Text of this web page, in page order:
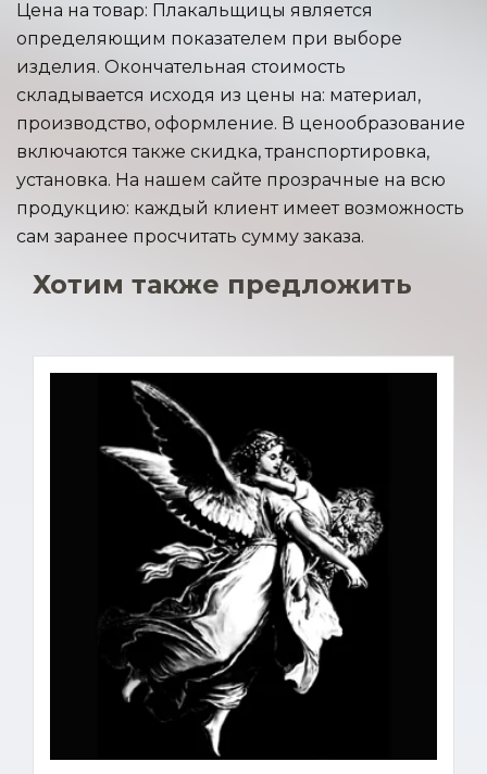
Цена на товар: Плакальщицы является
определяющим показателем при выборе
изделия. Окончательная стоимость
складывается исходя из цены на: материал,
производство, оформление. В ценообразование
включаются также скидка, транспортировка,
установка. На нашем сайте прозрачные на всю
продукцию: каждый клиент имеет возможность
сам заранее просчитать сумму заказа.
Хотим также предложить